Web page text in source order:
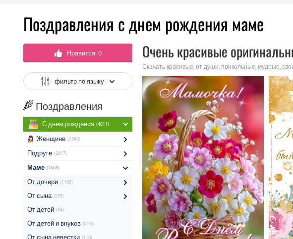
Поздравления с днем рождения маме
Нравится: 0
фильтр по языку
Поздравления
С днем рождения (4811)
Женщине (2560)
Подруге (2817)
Маме (1608)
От дочери (1160)
От сына (259)
От детей (94)
От детей и внуков (218)
От сына невестки (110)
Очень красивые
Скачать красивые, от души, прикольные, мудрые,